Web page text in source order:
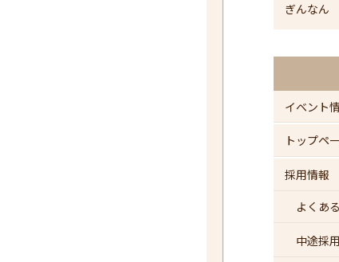
ぎんなん
イベント
トップペ
採用情報
よくあ
中途採